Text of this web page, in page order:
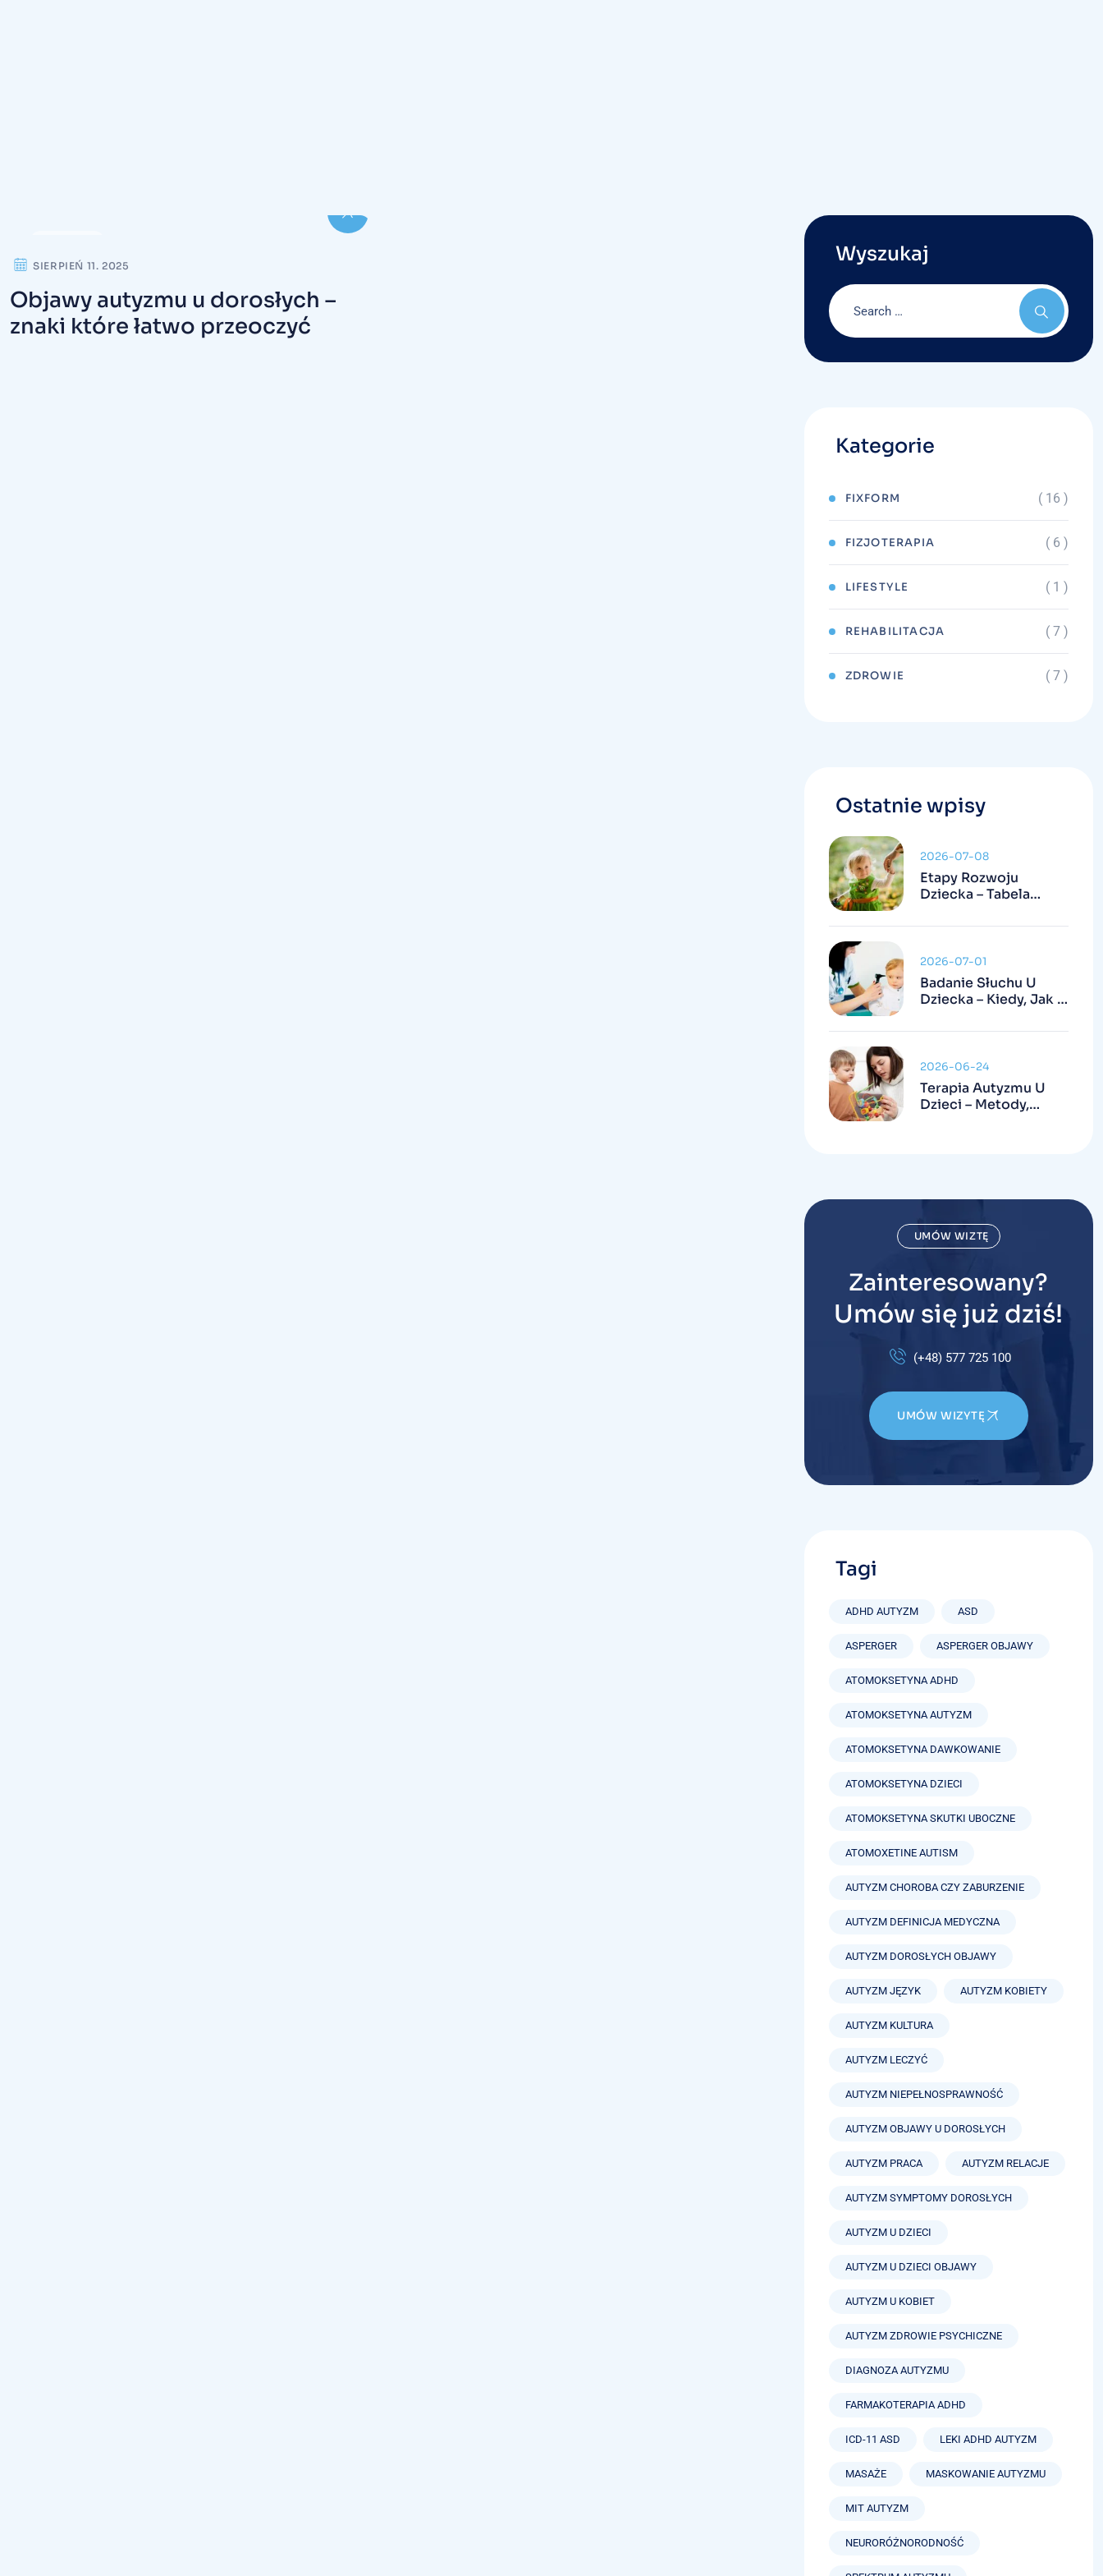
SIERPIEŃ 11. 2025
Objawy autyzmu u dorosłych –
znaki które łatwo przeoczyć
Wyszukaj
Kategorie
FIXFORM ( 16 )
FIZJOTERAPIA ( 6 )
LIFESTYLE ( 1 )
REHABILITACJA ( 7 )
ZDROWIE ( 7 )
Ostatnie wpisy
Etapy Rozwoju
Dziecka – Tabela
Kiedy Się Niepokoić
2026-07-08
Badanie Słuchu U
Dziecka – Kiedy, Jak I
Refundowane
2026-07-01
Terapia Autyzmu U
Dzieci – Metody,
2026-06-24
UMÓW WIZTĘ
Zainteresowany?
Umów się już dziś!
(+48) 577 725 100
UMÓW WIZYTĘ
Tagi
ADHD AUTYZM ASD
ASPERGER ASPERGER OBJAWY
ATOMOKSETYNA ADHD
ATOMOKSETYNA AUTYZM
ATOMOKSETYNA DAWKOWANIE
ATOMOKSETYNA DZIECI
ATOMOKSETYNA SKUTKI UBOCZNE
ATOMOXETINE AUTISM
AUTYZM CHOROBA CZY ZABURZENIE
AUTYZM DEFINICJA MEDYCZNA
AUTYZM DOROSŁYCH OBJAWY
AUTYZM JĘZYK AUTYZM KOBIETY
AUTYZM KULTURA
AUTYZM LECZYĆ
AUTYZM NIEPEŁNOSPRAWNOŚĆ
AUTYZM OBJAWY U DOROSŁYCH
AUTYZM PRACA AUTYZM RELACJE
AUTYZM SYMPTOMY DOROSŁYCH
AUTYZM U DZIECI
AUTYZM U DZIECI OBJAWY
AUTYZM U KOBIET
AUTYZM ZDROWIE PSYCHICZNE
DIAGNOZA AUTYZMU
FARMAKOTERAPIA ADHD
ICD-11 ASD LEKI ADHD AUTYZM
MASAŻE MASKOWANIE AUTYZMU
MIT AUTYZM
NEURORÓŻNORODNOŚĆ